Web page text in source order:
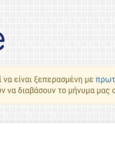
είναι ξεπερασμένη με
να διαβάσουν το μήνυμα μας